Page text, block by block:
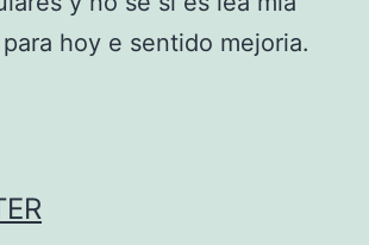
hoy e sentido mejoria.